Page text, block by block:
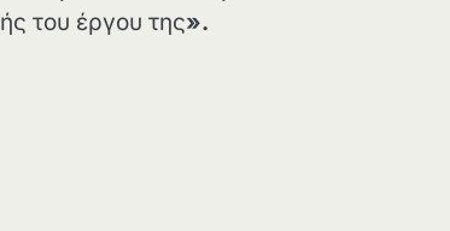
του έργου της».